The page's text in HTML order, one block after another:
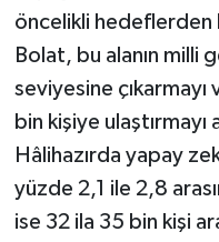
öncelikli hedeflerden
Bolat, bu alanın milli
seviyesine
bin kişiye ulaştırmayı
Hâlihazırda yapay
yüzde 2,1 ile 2,8
ise 32 ila 35 bin kişi